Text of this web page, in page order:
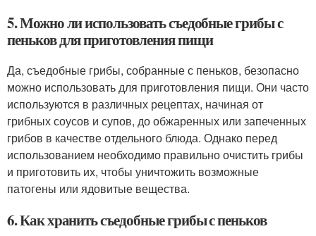
5. Можно ли использовать съедобные грибы с
пеньков для приготовления пищи
Да, съедобные грибы, собранные с пеньков, безопасно
можно использовать для приготовления пищи. Они часто
используются в различных рецептах, начиная от
грибных соусов и супов, до обжаренных или запеченных
грибов в качестве отдельного блюда. Однако перед
использованием необходимо правильно очистить грибы
и приготовить их, чтобы уничтожить возможные
патогены или ядовитые вещества.
6. Как хранить съедобные грибы с пеньков